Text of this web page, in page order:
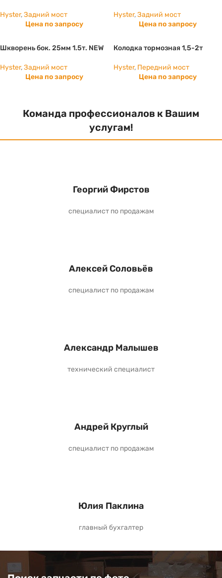
Hyster,Задний мост
Цена по запросу
Hyster,Задний мост
Цена по запросу
Шкворень бок. 25мм 1.5т. NEW
Hyster,Задний мост
Цена по запросу
Колодка тормозная 1,5-2т
Hyster, Передний мост
Цена по запросу
Команда профессионалов к Вашим
услугам!
Георгий Фирстов
специалист по продажам
Алексей Соловьёв
специалист по продажам
Александр Малышев
технический специалист
Андрей Круглый
специалист по продажам
Юлия Паклина
главный бухгалтер